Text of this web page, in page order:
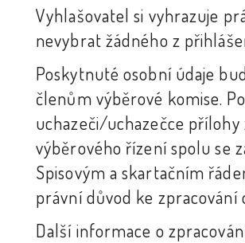
Vyhlašovatel si vyhrazuje
nevybrat žádného z
Poskytnuté osobní údaje
členům výběrové komise.
uchazeči/uchazečce
výběrového řízení spolu se
Spisovým a skartačním
právní důvod ke zpracování
Další informace o